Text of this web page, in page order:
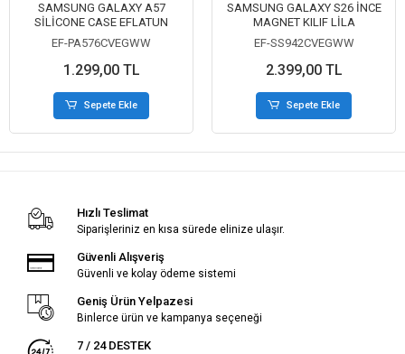
SAMSUNG GALAXY A57
SİLİCONE CASE EFLATUN
EF-PA576CVEGWW
1.299,00 TL
Sepete Ekle
SAMSUNG GALAXY S26 İNCE
MAGNET KILIF LİLA
EF-SS942CVEGWW
2.399,00 TL
Sepete Ekle
Hızlı Teslimat
Siparişleriniz en kısa sürede elinize ulaşır.
Güvenli Alışveriş
Güvenli ve kolay ödeme sistemi
Geniş Ürün Yelpazesi
Binlerce ürün ve kampanya seçeneği
7 / 24 DESTEK